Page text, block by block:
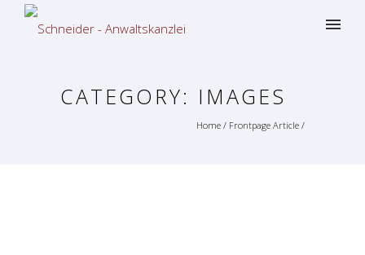
CATEGORY: IMAGES
Home / Frontpage Article /